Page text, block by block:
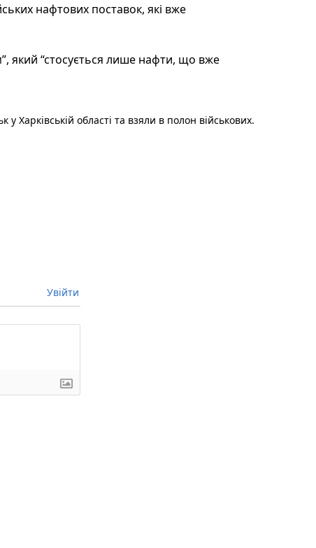
нафтових поставок, які вже
який “стосується лише нафти, що вже
Харківській області та взяли в полон військових.
Увійти